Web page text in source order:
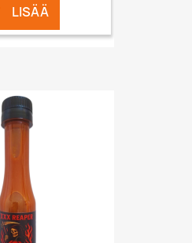
LISÄÄ